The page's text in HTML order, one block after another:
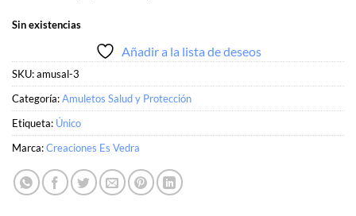
Sin existencias
Añadir a la lista de deseos
SKU:amusal-3
Categoría:Amuletos Salud y Protección
Etiqueta: Único
Marca:Creaciones Es Vedra